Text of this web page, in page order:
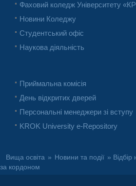
Фаховий коледж Університету
Новини Коледжу
Студентський офіс
Наукова діяльність
Приймальна комісія
День відкритих дверей
Персональні менеджери зі вступу
KROK University e-Repository
Вища освіта » Новини та події »
за кордоном